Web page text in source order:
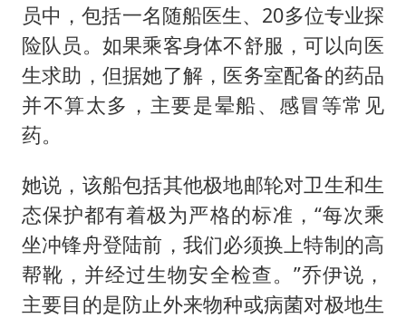
员中，包括一名随船医生、20多位专业探
险队员。如果乘客身体不舒服，可以向医
生求助，但据她了解，医务室配备的药品
并不算太多，主要是晕船、感冒等常见
药。
她说，该船包括其他极地邮轮对卫生和生
态保护都有着极为严格的标准，“每次乘
坐冲锋舟登陆前，我们必须换上特制的高
帮靴，并经过生物安全检查。”乔伊说，
主要目的是防止外来物种或病菌对极地生